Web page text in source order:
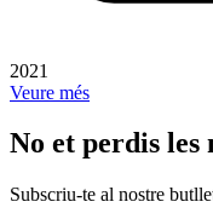
2021
Veure més
No et perdis les
Subscriu-te al nostre